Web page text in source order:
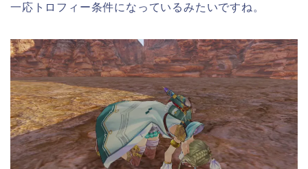
一応トロフィー条件になっているみたいですね。